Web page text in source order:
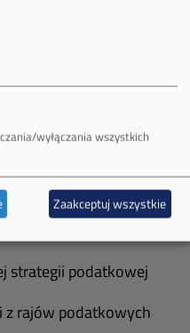
Węglowy
Brzeszcze
Janina
Sobieski
strategii podatkowej
z rajów podatkowych
wyłączania wszystkich
Zaakceptuj wszystkie